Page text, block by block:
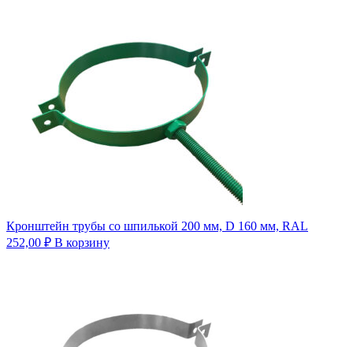
Кронштейн трубы со шпилькой 200 мм, D 160 мм, RAL
252,00 ₽ В корзину